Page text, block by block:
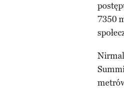
7350
Nirmal